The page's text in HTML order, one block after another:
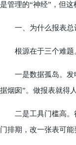
是管理的“神经”，但这
一、为什么报表总
根源在于三个难题
一是数据孤岛。发电
据烟囱”。做报表就得
二是工具门槛高。很
门排期，改一张表可能